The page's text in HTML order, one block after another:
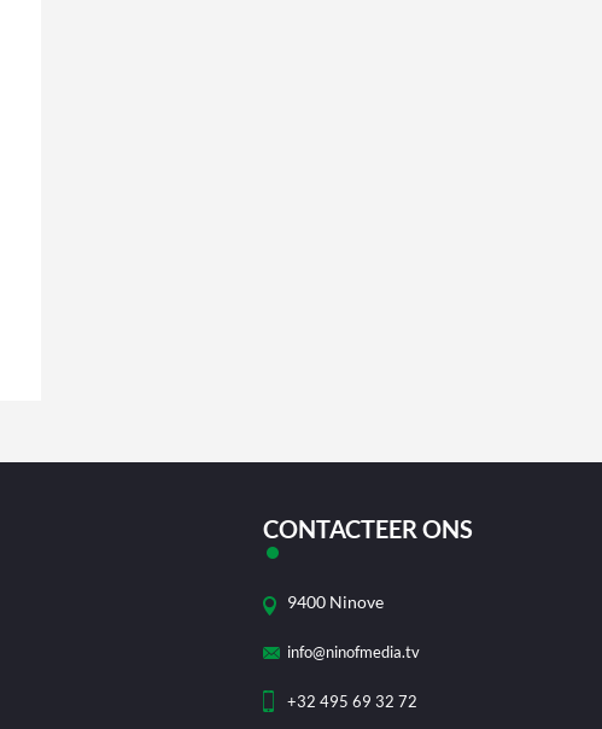
CONTACTEER ONS
9400 Ninove
info@ninofmedia.tv
+32 495 69 32 72